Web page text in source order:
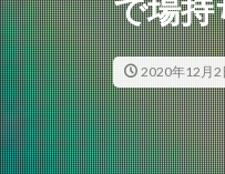
で場持
2020年12月2